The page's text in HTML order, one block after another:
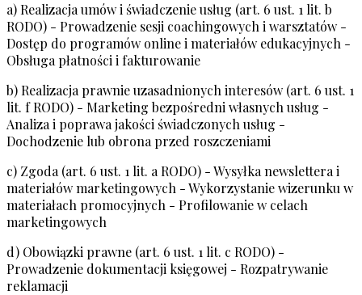
a) Realizacja umów i świadczenie usług (art. 6 ust. 1 lit. b
RODO) - Prowadzenie sesji coachingowych i warsztatów -
Dostęp do programów online i materiałów edukacyjnych -
Obsługa płatności i fakturowanie
b) Realizacja prawnie uzasadnionych interesów (art. 6 ust. 1
lit. f RODO) - Marketing bezpośredni własnych usług -
Analiza i poprawa jakości świadczonych usług -
Dochodzenie lub obrona przed roszczeniami
c) Zgoda (art. 6 ust. 1 lit. a RODO) - Wysyłka newslettera i
materiałów marketingowych - Wykorzystanie wizerunku w
materiałach promocyjnych - Profilowanie w celach
marketingowych
d) Obowiązki prawne (art. 6 ust. 1 lit. c RODO) -
Prowadzenie dokumentacji księgowej - Rozpatrywanie
reklamacji